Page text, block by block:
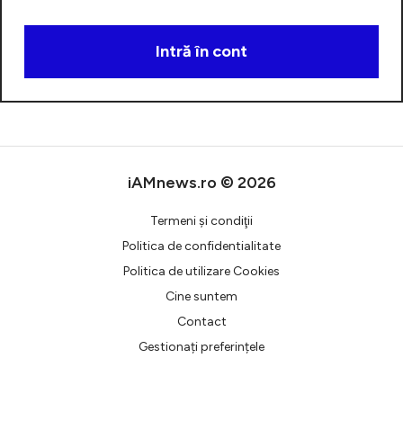
Creează cont
iAMnews.ro © 2026
Termeni şi condiţii
Politica de confidentialitate
Politica de utilizare Cookies
Cine suntem
Contact
Gestionați preferințele